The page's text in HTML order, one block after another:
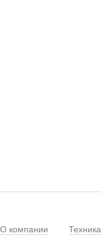
О компании Техника